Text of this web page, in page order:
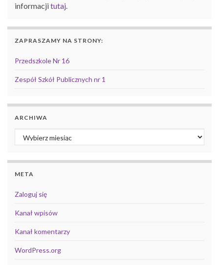
informacjitutaj.
ZAPRASZAMY NA STRONY:
Przedszkole Nr 16
Zespół Szkół Publicznych nr 1
ARCHIWA
Archiwa
META
Zaloguj się
Kanał wpisów
Kanał komentarzy
WordPress.org